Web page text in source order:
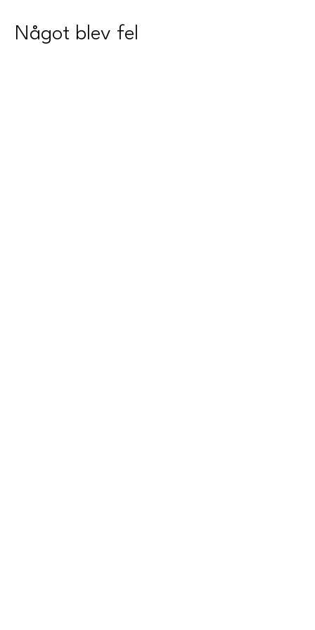
Något blev fel